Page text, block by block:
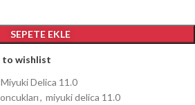
SEPETE EKLE
to wishlist
Miyuki Delica 11.0
, miyuki delica 11.0